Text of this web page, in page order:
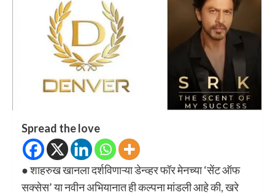
Spread the love
● शाहरुख खानला दर्शविणाऱ्या डेन्व्हर फॉर मेनच्या ‘सेंट ऑफ
सक्सेस’ या नवीन अभियानात ही कल्पना मांडली आहे की, खरे